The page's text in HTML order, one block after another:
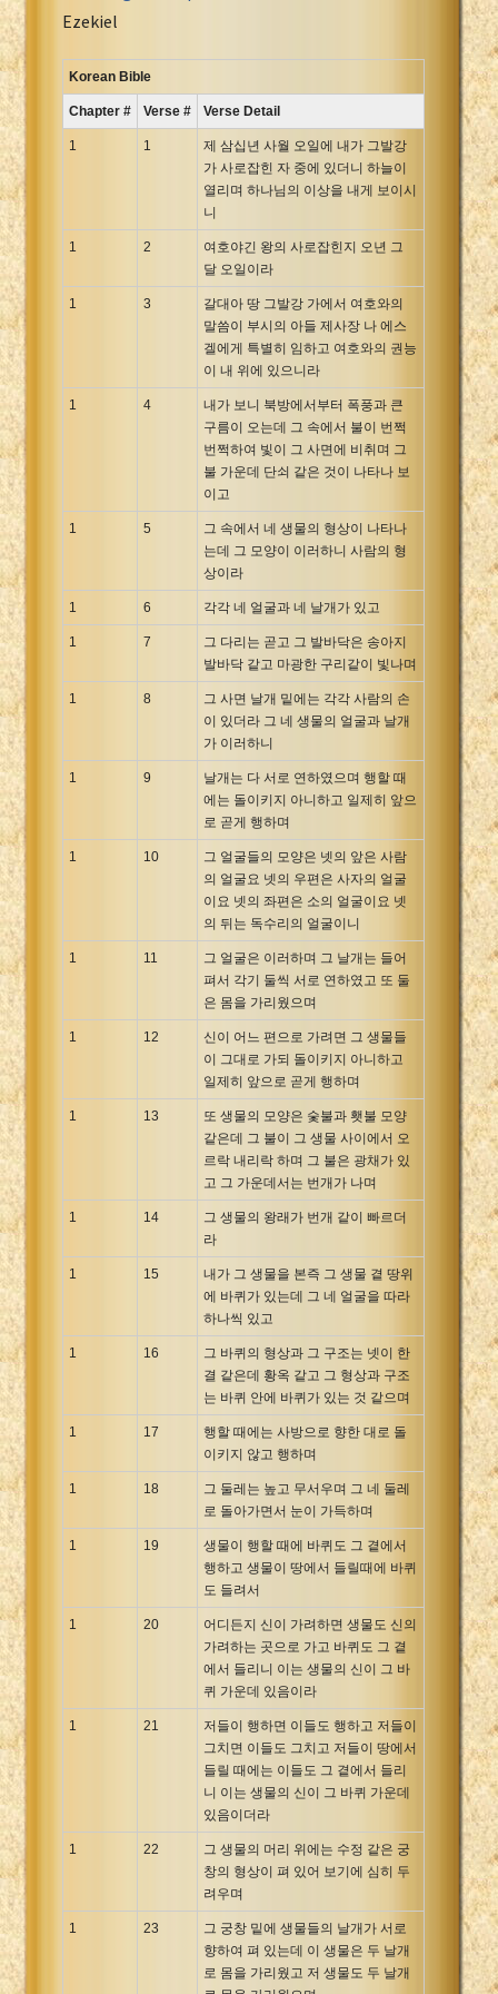
Russian Synodal 1876 Bible
Russian Synodal Bible Win-1251
Spanish Sag. Escrituras 1569
Swahili New Testament
Tagalog 1905
Tagalog John and James
Ukrainian 1871 NT
Xhosa Bible
Ezekiel
Korean Bible
Chapter # Verse # Verse Detail
1 1
제 삼십년 사월 오일에 내가 그발강
가 사로잡힌 자 중에 있더니 하늘이
열리며 하나님의 이상을 내게 보이시
니
1 2
여호야긴 왕의 사로잡힌지 오년 그
달 오일이라
1 3
갈대아 땅 그발강 가에서 여호와의
말씀이 부시의 아들 제사장 나 에스
겔에게 특별히 임하고 여호와의 권능
이 내 위에 있으니라
1 4
내가 보니 북방에서부터 폭풍과 큰
구름이 오는데 그 속에서 불이 번쩍
번쩍하여 빛이 그 사면에 비취며 그
불 가운데 단쇠 같은 것이 나타나 보
이고
1 5
그 속에서 네 생물의 형상이 나타나
는데 그 모양이 이러하니 사람의 형
상이라
1 6 각각 네 얼굴과 네 날개가 있고
1 7
그 다리는 곧고 그 발바닥은 송아지
발바닥 같고 마광한 구리같이 빛나며
1 8
그 사면 날개 밑에는 각각 사람의 손
이 있더라 그 네 생물의 얼굴과 날개
가 이러하니
1 9
날개는 다 서로 연하였으며 행할 때
에는 돌이키지 아니하고 일제히 앞으
로 곧게 행하며
1 10
그 얼굴들의 모양은 넷의 앞은 사람
의 얼굴요 넷의 우편은 사자의 얼굴
이요 넷의 좌편은 소의 얼굴이요 넷
의 뒤는 독수리의 얼굴이니
1 11
그 얼굴은 이러하며 그 날개는 들어
펴서 각기 둘씩 서로 연하였고 또 둘
은 몸을 가리웠으며
1 12
신이 어느 편으로 가려면 그 생물들
이 그대로 가되 돌이키지 아니하고
일제히 앞으로 곧게 행하며
1 13
또 생물의 모양은 숯불과 횃불 모양
같은데 그 불이 그 생물 사이에서 오
르락 내리락 하며 그 불은 광채가 있
고 그 가운데서는 번개가 나며
1 14
그 생물의 왕래가 번개 같이 빠르더
라
1 15
내가 그 생물을 본즉 그 생물 곁 땅위
에 바퀴가 있는데 그 네 얼굴을 따라
하나씩 있고
1 16
그 바퀴의 형상과 그 구조는 넷이 한
결 같은데 황옥 같고 그 형상과 구조
는 바퀴 안에 바퀴가 있는 것 같으며
1 17
행할 때에는 사방으로 향한 대로 돌
이키지 않고 행하며
1 18
그 둘레는 높고 무서우며 그 네 둘레
로 돌아가면서 눈이 가득하며
1 19
생물이 행할 때에 바퀴도 그 곁에서
행하고 생물이 땅에서 들릴때에 바퀴
도 들려서
1 20
어디든지 신이 가려하면 생물도 신의
가려하는 곳으로 가고 바퀴도 그 곁
에서 들리니 이는 생물의 신이 그 바
퀴 가운데 있음이라
1 21
저들이 행하면 이들도 행하고 저들이
그치면 이들도 그치고 저들이 땅에서
들릴 때에는 이들도 그 곁에서 들리
니 이는 생물의 신이 그 바퀴 가운데
있음이더라
1 22
그 생물의 머리 위에는 수정 같은 궁
창의 형상이 펴 있어 보기에 심히 두
려우며
1 23
그 궁창 밑에 생물들의 날개가 서로
향하여 펴 있는데 이 생물은 두 날개
로 몸을 가리웠고 저 생물도 두 날개